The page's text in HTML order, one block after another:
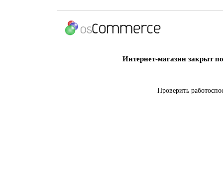
Интернет-магазин закрыт
Проверить